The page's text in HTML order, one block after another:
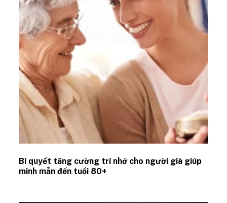
Bí quyết tăng cường trí nhớ cho người già giúp
minh mẫn đến tuổi 80+